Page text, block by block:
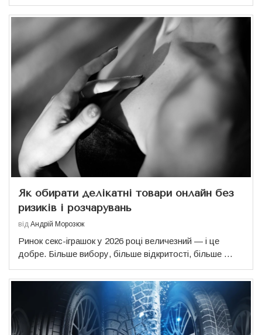
Як обирати делікатні товари онлайн без
ризиків і розчарувань
від Андрій Морозюк
Ринок секс-іграшок у 2026 році величезний — і це
добре. Більше вибору, більше відкритості, більше …